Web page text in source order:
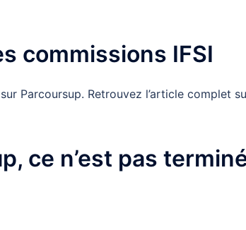
commissions IFSI
Parcoursup. Retrouvez l’article complet
ce n’est pas